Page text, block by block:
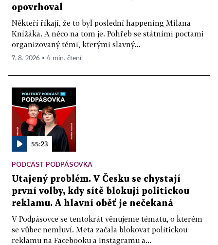
opovrhoval
Někteří říkají, že to byl poslední happening Milana
Knížáka. A něco na tom je. Pohřeb se státními poctami
organizovaný těmi, kterými slavný...
7. 8. 2026 ▪ 4 min. čtení
55:23
PODCAST PODPÁSOVKA
Utajený problém. V Česku se chystají
první volby, kdy sítě blokují politickou
reklamu. A hlavní oběť je nečekaná
V Podpásovce se tentokrát věnujeme tématu, o kterém
se vůbec nemluví. Meta začala blokovat politickou
reklamu na Facebooku a Instagramu a...